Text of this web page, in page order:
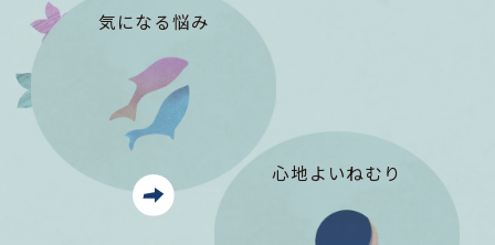
気になる悩み
心地よいねむり